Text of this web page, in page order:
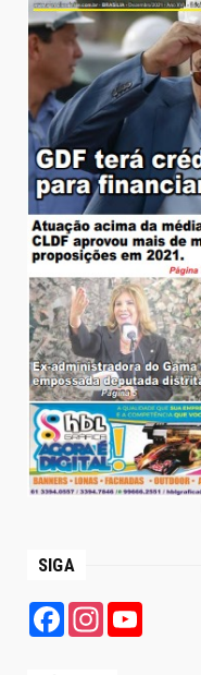
SIGA
FacebookInstagram